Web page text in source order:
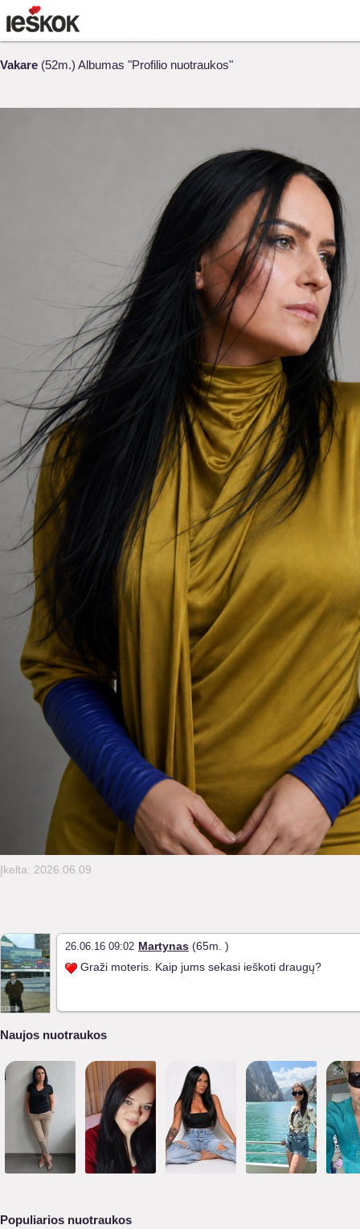
Vakare (52m.) Albumas "Profilio nuotraukos"
Įkelta: 2026.06.09
26.06.16 09:02 Martynas (65m. )
Graži moteris. Kaip jums sekasi ieškoti draugų?
Naujos nuotraukos
Populiarios nuotraukos